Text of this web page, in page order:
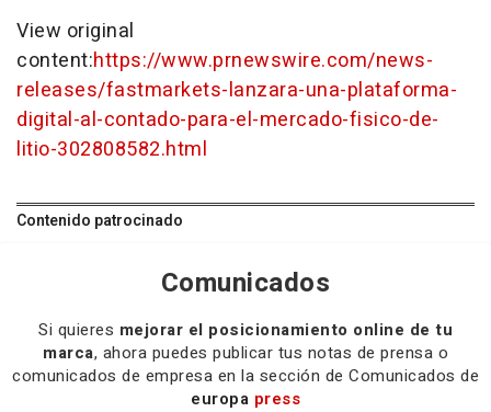
View original
content:https://www.prnewswire.com/news-
releases/fastmarkets-lanzara-una-plataforma-
digital-al-contado-para-el-mercado-fisico-de-
litio-302808582.html
Contenido patrocinado
Comunicados
Si quieres mejorar el posicionamiento online de tu
marca, ahora puedes publicar tus notas de prensa o
comunicados de empresa en la sección de Comunicados de
europa press